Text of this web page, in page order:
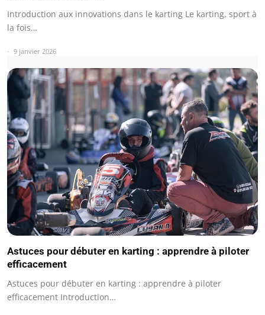
Introduction aux innovations dans le karting Le karting, sport à
la fois…
9 janvier 2026
Astuces pour débuter en karting : apprendre à piloter
efficacement
Astuces pour débuter en karting : apprendre à piloter
efficacement Introduction…